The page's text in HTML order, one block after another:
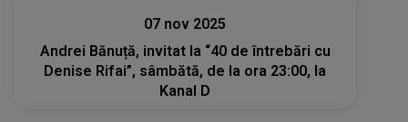
07 nov 2025
Andrei Bănuță, invitat la “40 de întrebări cu
Denise Rifai”, sâmbătă, de la ora 23:00, la
Kanal D